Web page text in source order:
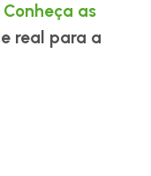
Conheça as
real para a